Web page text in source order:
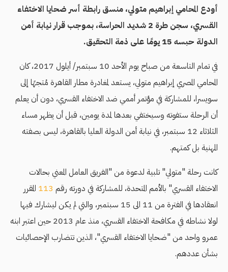
أودع المحامي إبراهيم متولي، منسق رابطة أسر ضحايا الاختفاء
القسري، سجن طرة 2 شديد الحراسة، بموجب قرار نيابة أمن
الدولة حبسه 15 يومًا على ذمة التحقيق.
في تمام التاسعة من صباح يوم الأحد 10 سبتمبر/ أيلول 2017، كان
المحامي المصري إبراهيم متولي، يستعد لمغادرة مطار القاهرة مُتجهًا إلى
سويسرا، للمشاركة في مؤتمر أممي ضد الاختفاء القسري، دون أن يعلم
أن الرحلة ستفوته وسيختفي بعدها لمدة يومين، قبل أن يظهر مساء
الثلاثاء 12 سبتمبر، في نيابة أمن الدولة العليا بالقاهرة، ليس بصفته
المهنية بل كمتهم.
كانت رحلة "متولي" تلبية لدعوة من "الفريق العامل المعني بحالات
الاختفاء القسري" بالأمم المتحدة، للمشاركة في دورته رقم 113 المقرر
انعقادها في الفترة من 11 الى 15 سبتمبر، والتي لم يكن ليشارك فيها
لولا نشاطه في مكافحة الاختفاء القسري، منذ عام 2013 حين اعتبر ابنه
عمرو واحد من "ضحايا الاختفاء القسري"، الذين تتضارب الإحصائيات
بشأن عددهم.